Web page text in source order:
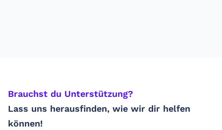
Brauchst du Unterstützung? ​
Lass uns herausfinden, wie wir dir helfen
können!